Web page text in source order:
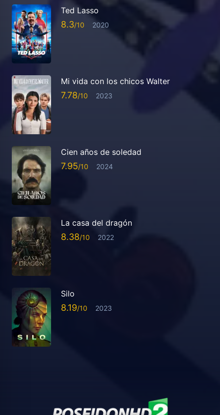
Ted Lasso
8.3 2020
Mi vida con los chicos Walter
7.78 2023
Cien años de soledad
7.95 2024
La casa del dragón
8.38 2022
Silo
8.19 2023